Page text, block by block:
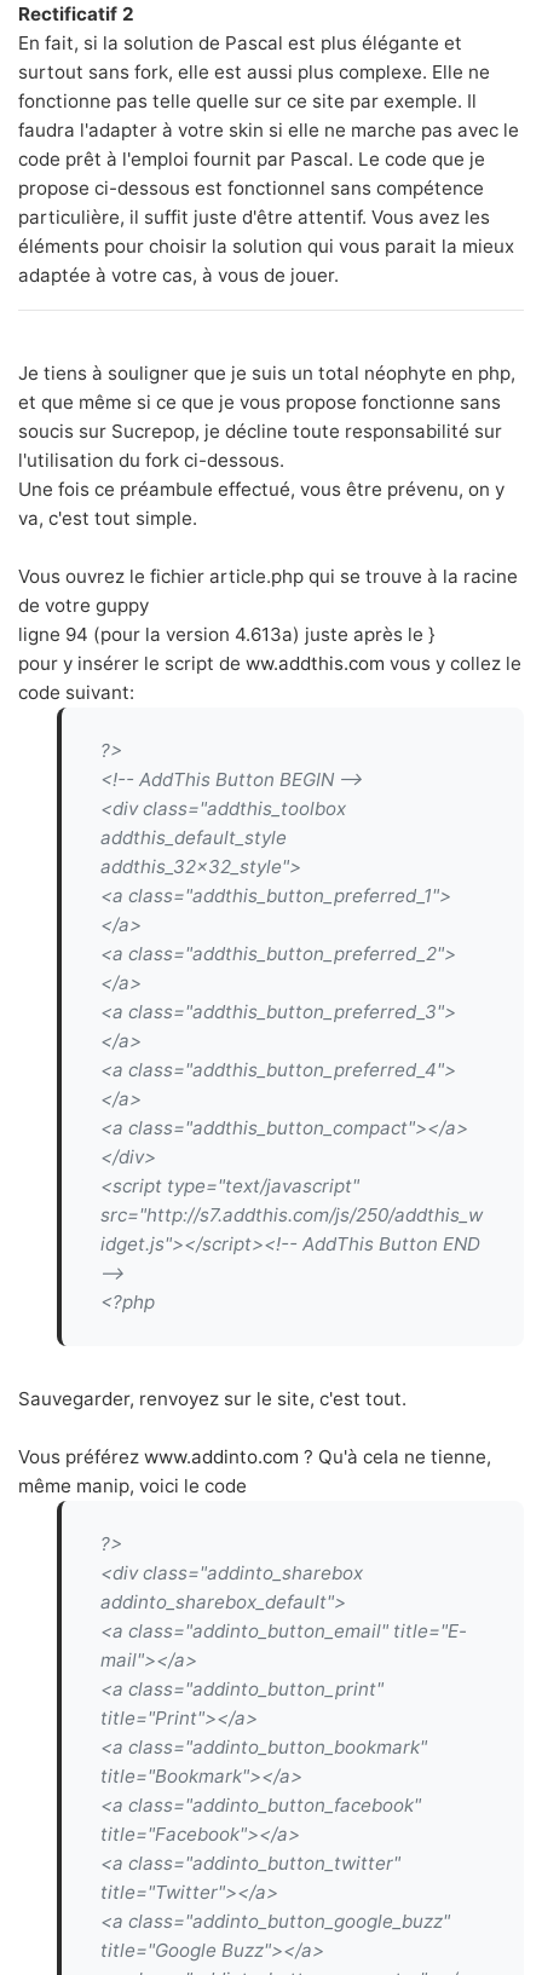
Rectificatif 2
En fait, si la solution de Pascal est plus élégante et
surtout sans fork, elle est aussi plus complexe. Elle ne
fonctionne pas telle quelle sur ce site par exemple. Il
faudra l'adapter à votre skin si elle ne marche pas avec le
code prêt à l'emploi fournit par Pascal. Le code que je
propose ci-dessous est fonctionnel sans compétence
particulière, il suffit juste d'être attentif. Vous avez les
éléments pour choisir la solution qui vous parait la mieux
adaptée à votre cas, à vous de jouer.
Je tiens à souligner que je suis un total néophyte en php,
et que même si ce que je vous propose fonctionne sans
soucis sur Sucrepop, je décline toute responsabilité sur
l'utilisation du fork ci-dessous.
Une fois ce préambule effectué, vous être prévenu, on y
va, c'est tout simple.
Vous ouvrez le fichier article.php qui se trouve à la racine
de votre guppy
ligne 94 (pour la version 4.613a) juste après le }
pour y insérer le script de ww.addthis.com vous y collez le
code suivant:
?>
<!-- AddThis Button BEGIN -->
<div class="addthis_toolbox
addthis_default_style
addthis_32x32_style">
<a class="addthis_button_preferred_1">
</a>
<a class="addthis_button_preferred_2">
</a>
<a class="addthis_button_preferred_3">
</a>
<a class="addthis_button_preferred_4">
</a>
<a class="addthis_button_compact"></a>
</div>
<script type="text/javascript"
src="http://s7.addthis.com/js/250/addthis_w
idget.js"></script><!-- AddThis Button END
-->
<?php
Sauvegarder, renvoyez sur le site, c'est tout.
Vous préférez www.addinto.com ? Qu'à cela ne tienne,
même manip, voici le code
?>
<div class="addinto_sharebox
addinto_sharebox_default">
<a class="addinto_button_email" title="E-
mail"></a>
<a class="addinto_button_print"
title="Print"></a>
<a class="addinto_button_bookmark"
title="Bookmark"></a>
<a class="addinto_button_facebook"
title="Facebook"></a>
<a class="addinto_button_twitter"
title="Twitter"></a>
<a class="addinto_button_google_buzz"
title="Google Buzz"></a>